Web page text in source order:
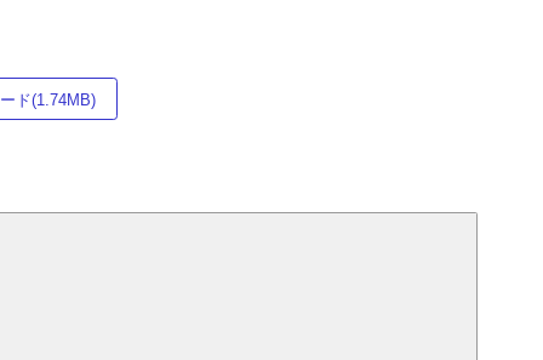
ド(1.74MB)